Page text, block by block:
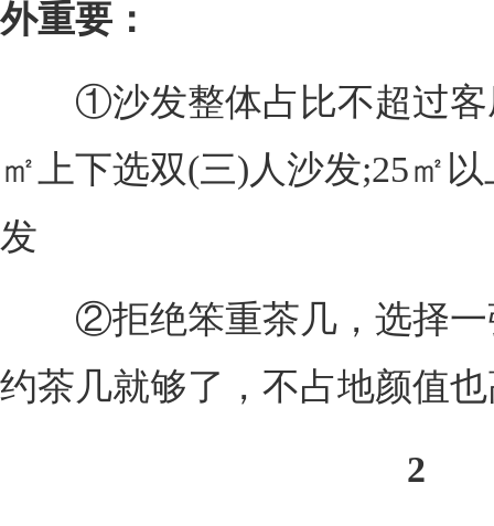
外重要：
①沙发整体占比不超过客
㎡上下选双(三)人沙发;25㎡
发
②拒绝笨重茶几，选择一
约茶几就够了，不占地颜值
2